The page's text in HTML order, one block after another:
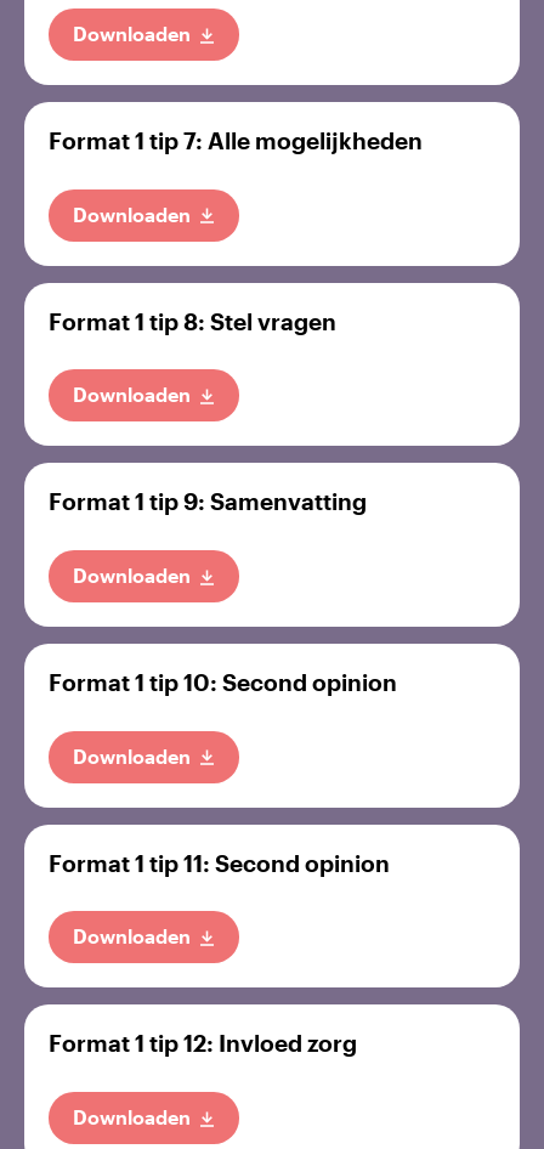
Downloaden
Format 1 tip 7: Alle mogelijkheden
Downloaden
Format 1 tip 8: Stel vragen
Downloaden
Format 1 tip 9: Samenvatting
Downloaden
Format 1 tip 10: Second opinion
Downloaden
Format 1 tip 11: Second opinion
Downloaden
Format 1 tip 12: Invloed zorg
Downloaden